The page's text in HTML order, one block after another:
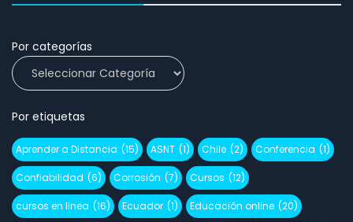
Por categorías
Por etiquetas
Aprender a Distancia (15) ASNT (1) Chile (2) Conferencia (1)
Confiabilidad (6) Corrosión (7) Cursos (12)
cursos en linea (16) Ecuador (1) Educación online (20)